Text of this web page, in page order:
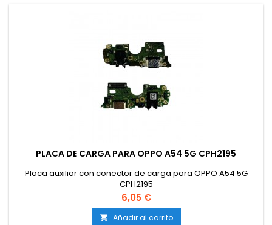
PLACA DE CARGA PARA OPPO A54 5G CPH2195
Placa auxiliar con conector de carga para OPPO A54 5G
CPH2195
Precio
6,05 €
 Añadir al carrito